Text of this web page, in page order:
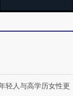
轻人与高学历女性更